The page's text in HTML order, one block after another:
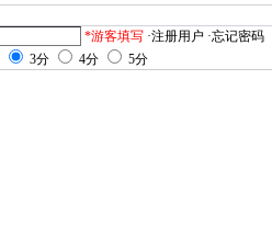
*游客填写 ·注册用户 ·忘记密码
3分 4分 5分